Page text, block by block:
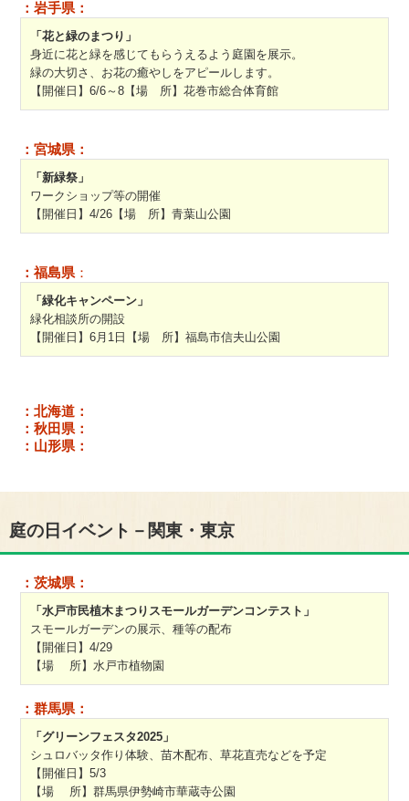
：岩手県：
「花と緑のまつり」
身近に花と緑を感じてもらうえるよう庭園を展示。
緑の大切さ、お花の癒やしをアピールします。
【開催日】6/6～8【場 所】花巻市総合体育館
：宮城県：
「新緑祭」
ワークショップ等の開催
【開催日】4/26【場 所】青葉山公園
：福島県 ：
「緑化キャンペーン」
緑化相談所の開設
【開催日】6月1日【場 所】福島市信夫山公園
：北海道：
：秋田県：
：山形県：
庭の日イベント－関東・東京
：茨城県：
「水戸市民植木まつりスモールガーデンコンテスト」
スモールガーデンの展示、種等の配布
【開催日】4/29
【場 所】水戸市植物園
：群馬県：
「グリーンフェスタ2025」
シュロバッタ作り体験、苗木配布、草花直売などを予定
【開催日】5/3
【場 所】群馬県伊勢崎市華蔵寺公園